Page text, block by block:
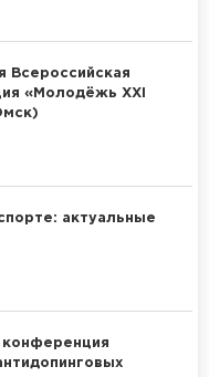
Всероссийская
«Молодёжь XXI
актуальные
конференция